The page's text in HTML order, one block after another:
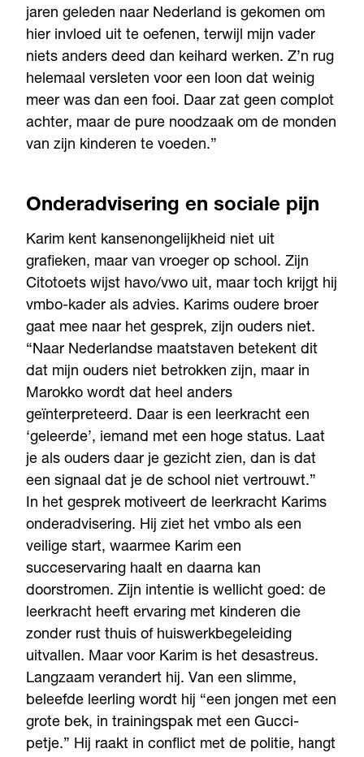
jaren geleden naar Nederland is gekomen om
hier invloed uit te oefenen, terwijl mijn vader
niets anders deed dan keihard werken. Z’n rug
helemaal versleten voor een loon dat weinig
meer was dan een fooi. Daar zat geen complot
achter, maar de pure noodzaak om de monden
van zijn kinderen te voeden.”
Onderadvisering en sociale pijn
Karim kent kansenongelijkheid niet uit
grafieken, maar van vroeger op school. Zijn
Citotoets wijst havo/vwo uit, maar toch krijgt hij
vmbo-kader als advies. Karims oudere broer
gaat mee naar het gesprek, zijn ouders niet.
“Naar Nederlandse maatstaven betekent dit
dat mijn ouders niet betrokken zijn, maar in
Marokko wordt dat heel anders
geïnterpreteerd. Daar is een leerkracht een
‘geleerde’, iemand met een hoge status. Laat
je als ouders daar je gezicht zien, dan is dat
een signaal dat je de school niet vertrouwt.”
In het gesprek motiveert de leerkracht Karims
onderadvisering. Hij ziet het vmbo als een
veilige start, waarmee Karim een
succeservaring haalt en daarna kan
doorstromen. Zijn intentie is wellicht goed: de
leerkracht heeft ervaring met kinderen die
zonder rust thuis of huiswerkbegeleiding
uitvallen. Maar voor Karim is het desastreus.
Langzaam verandert hij. Van een slimme,
beleefde leerling wordt hij “een jongen met een
grote bek, in trainingspak met een Gucci-
petje.” Hij raakt in conflict met de politie, hangt